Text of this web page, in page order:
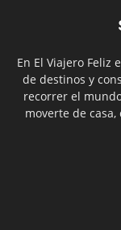
En El Viajero Feliz
de destinos y
recorrer el
moverte de